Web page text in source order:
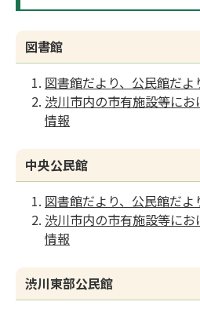
図書館
図書館だより、公民館だよ
渋川市内の市有施設等に
情報
中央公民館
図書館だより、公民館だよ
渋川市内の市有施設等に
情報
渋川東部公民館